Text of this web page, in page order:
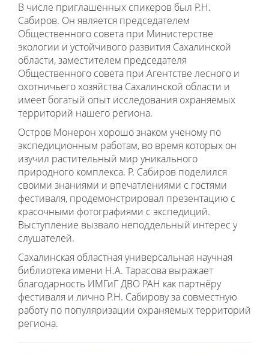
В числе приглашенных спикеров был Р.Н.
Сабиров. Он является председателем
Общественного совета при Министерстве
экологии и устойчивого развития Сахалинской
области, заместителем председателя
Общественного совета при Агентстве лесного и
охотничьего хозяйства Сахалинской области и
имеет богатый опыт исследования охраняемых
территорий нашего региона.
Остров Монерон хорошо знаком ученому по
экспедиционным работам, во время которых он
изучил растительный мир уникального
природного комплекса. Р. Сабиров поделился
своими знаниями и впечатлениями с гостями
фестиваля, продемонстрировал презентацию с
красочными фотографиями с экспедиций.
Выступление вызвало неподдельный интерес у
слушателей.
Сахалинская областная универсальная научная
библиотека имени Н.А. Тарасова выражает
благодарность ИМГиГ ДВО РАН как партнёру
фестиваля и лично Р.Н. Сабирову за совместную
работу по популяризации охраняемых территорий
региона.